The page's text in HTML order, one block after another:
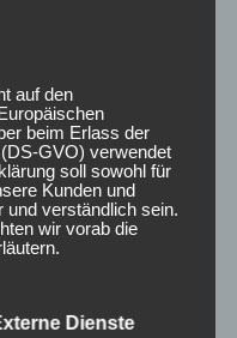
5 auf den
beim Erlass der
GVO) verwendet
soll sowohl für
Kunden und
und verständlich sein.
wir vorab die
Dienste